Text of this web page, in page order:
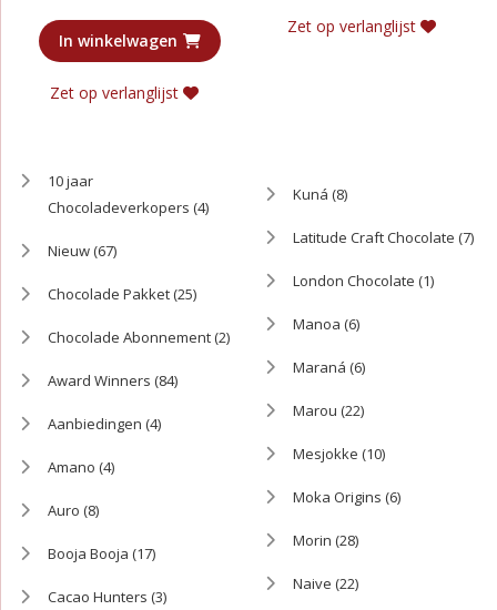
In winkelwagen
Zet op verlanglijst
Zet op verlanglijst
10 jaar
Chocoladeverkopers (4)
Nieuw(67)
Chocolade Pakket(25)
Chocolade Abonnement(2)
Award Winners (84)
Aanbiedingen (4)
Amano (4)
Auro (8)
Booja Booja (17)
Cacao Hunters (3)
Kuná (8)
Latitude Craft Chocolate (7)
London Chocolate (1)
Manoa (6)
Maraná (6)
Marou (22)
Mesjokke (10)
Moka Origins (6)
Morin (28)
Naive (22)